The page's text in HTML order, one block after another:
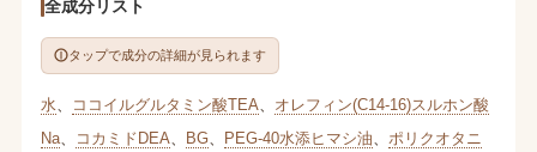
全成分リスト
タップで成分の詳細が見られます
水 ココイルグルタミン酸TEA
オレフィン(C14-16)スルホン酸
Na、 コカミドDEA BG、 PEG-40水添ヒマシ油
ポリクオタニ